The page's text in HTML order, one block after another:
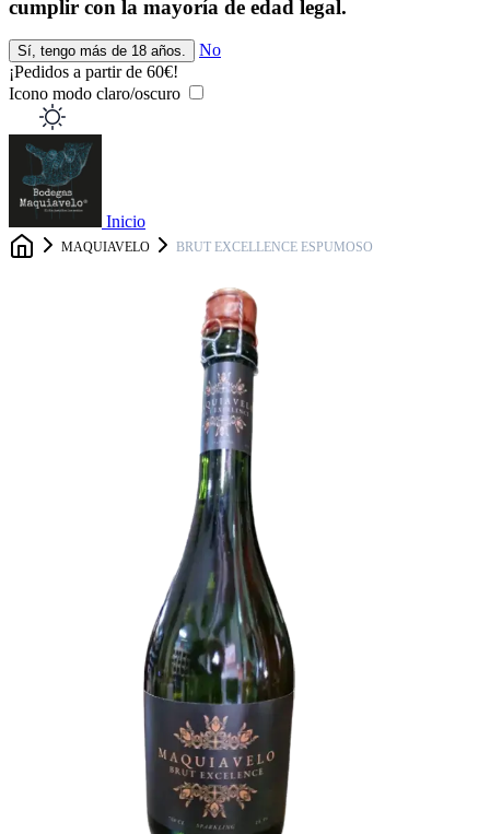
cumplir con la mayoría de edad legal.
Sí, tengo más de 18 años.
No
¡Pedidos a partir de 60€!
Icono modo claro/oscuro
Inicio
MAQUIAVELO BRUT EXCELLENCE ESPUMOSO